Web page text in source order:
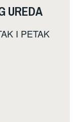
UREDA
I PETAK